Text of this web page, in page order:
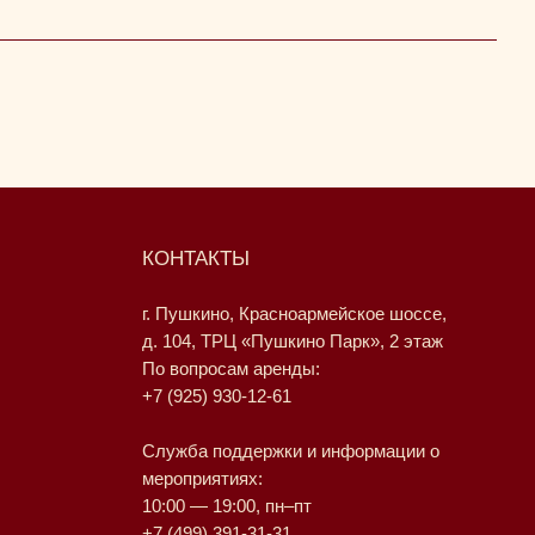
КОНТАКТЫ
г. Пушкино, Красноармейское шоссе,
д. 104, ТРЦ «Пушкино Парк», 2 этаж
По вопросам аренды:
+7 (925) 930-12-61
Служба поддержки и информации о
мероприятиях:
10:00 — 19:00, пн–пт